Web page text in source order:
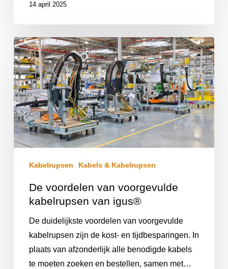
14 april 2025
Kabelrupsen Kabels & Kabelrupsen
De voordelen van voorgevulde
kabelrupsen van igus®
De duidelijkste voordelen van voorgevulde
kabelrupsen zijn de kost- en tijdbesparingen. In
plaats van afzonderlijk alle benodigde kabels
te moeten zoeken en bestellen, samen met…